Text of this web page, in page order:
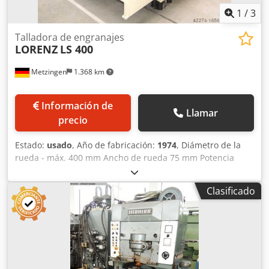
1 /3
Metzingen 1.368 km
Talladora de engranajes
LORENZ LS 400
Información de
precio
Llamar
Estado: usado, Año de fabricación: 1974, Diámetro de la
rueda - máx. 400 mm Ancho de rueda 75 mm Potencia
total necesaria 25 kW Peso de la máquina aprox. 7
toneladas L O R E N Z Mortajadora de engranajes de alto
rendimiento Tipo LS 400 Año de construcción 1975 S/N
12592 _____ diámetro exterior máx. de la rueda 400 mm*
(eventualmente mayor) dentado interior máx. Ø aprox. 350
mm anchura máx. de rueda 75 mm Gama de módulos 0,5-
6 Longitud de carrera 82 mm Posibilidad de ajustar la
posición de la carrera 0 - 100 mm Crsdpot Hww Dofx Aifef
Clasificado